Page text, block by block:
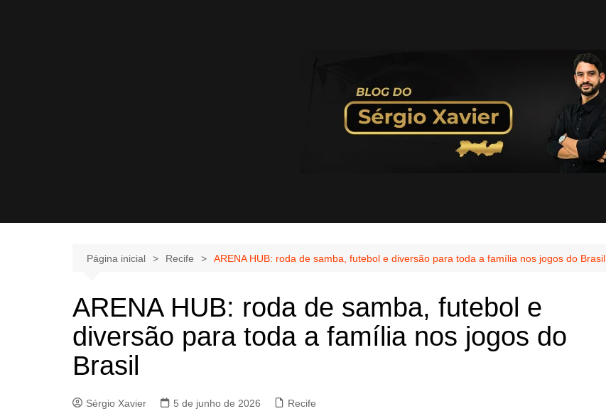
Página inicial Recife ARENA HUB: roda de samba, futebol e diversão para toda a família nos jogos do Brasil
ARENA HUB: roda de samba, futebol e
diversão para toda a família nos jogos do
Brasil
Sérgio Xavier 5 de junho de 2026 Recife